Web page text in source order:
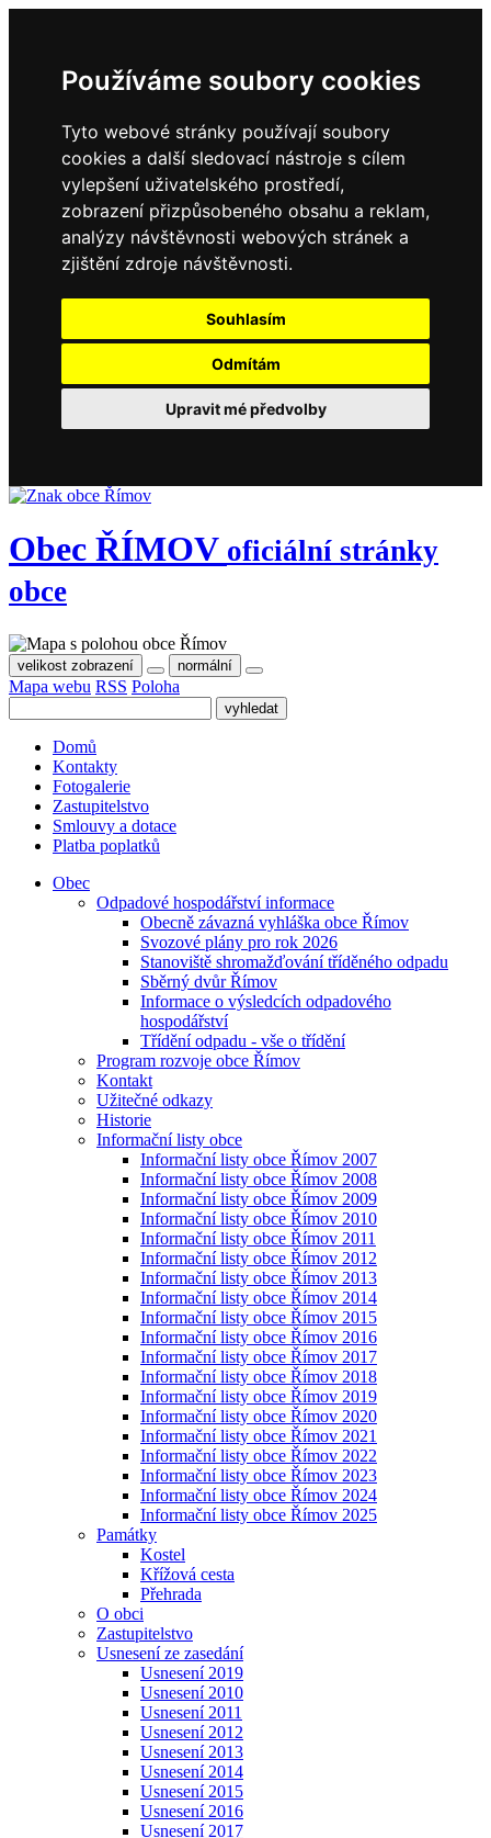
Používáme soubory cookies
Tyto webové stránky používají soubory
cookies a další sledovací nástroje s cílem
vylepšení uživatelského prostředí,
zobrazení přizpůsobeného obsahu a reklam,
analýzy návštěvnosti webových stránek a
zjištění zdroje návštěvnosti.
Souhlasím
Odmítám
Upravit mé předvolby
Obec ŘÍMOV oficiální stránky
obce
velikost zobrazení normální
Mapa webu RSS Poloha
Domů
Kontakty
Fotogalerie
Zastupitelstvo
Smlouvy a dotace
Platba poplatků
Obec
Odpadové hospodářství informace
Obecně závazná vyhláška obce Římov
Svozové plány pro rok 2026
Stanoviště shromažďování tříděného odpadu
Sběrný dvůr Římov
Informace o výsledcích odpadového
hospodářství
Třídění odpadu - vše o třídění
Program rozvoje obce Římov
Kontakt
Užitečné odkazy
Historie
Informační listy obce
Informační listy obce Římov 2007
Informační listy obce Římov 2008
Informační listy obce Římov 2009
Informační listy obce Římov 2010
Informační listy obce Římov 2011
Informační listy obce Římov 2012
Informační listy obce Římov 2013
Informační listy obce Římov 2014
Informační listy obce Římov 2015
Informační listy obce Římov 2016
Informační listy obce Římov 2017
Informační listy obce Římov 2018
Informační listy obce Římov 2019
Informační listy obce Římov 2020
Informační listy obce Římov 2021
Informační listy obce Římov 2022
Informační listy obce Římov 2023
Informační listy obce Římov 2024
Informační listy obce Římov 2025
Památky
Kostel
Křížová cesta
Přehrada
O obci
Zastupitelstvo
Usnesení ze zasedání
Usnesení 2019
Usnesení 2010
Usnesení 2011
Usnesení 2012
Usnesení 2013
Usnesení 2014
Usnesení 2015
Usnesení 2016
Usnesení 2017